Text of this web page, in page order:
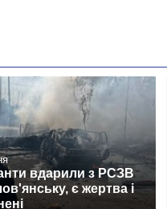
вдарили з РСЗВ
є жертва і